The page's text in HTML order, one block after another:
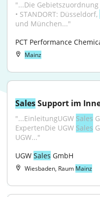
"...Die Gebietszuordnung
• STANDORT: Düsseldorf,
und München..."
PCT Performance
Mainz
Sales Support im
"...EinleitungUGW Sales
ExpertenDie UGW Sales
UGW..."
UGW Sales GmbH
Wiesbaden, Raum Mainz